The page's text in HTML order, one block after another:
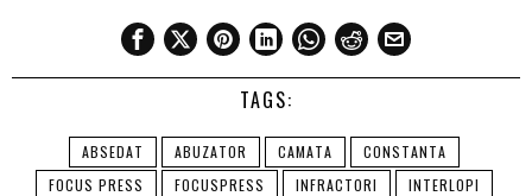
TAGS:
ABSEDAT ABUZATOR CAMATA
CONSTANTA
FOCUS PRESS
FOCUSPRESS INFRACTORI
INTERLOPI